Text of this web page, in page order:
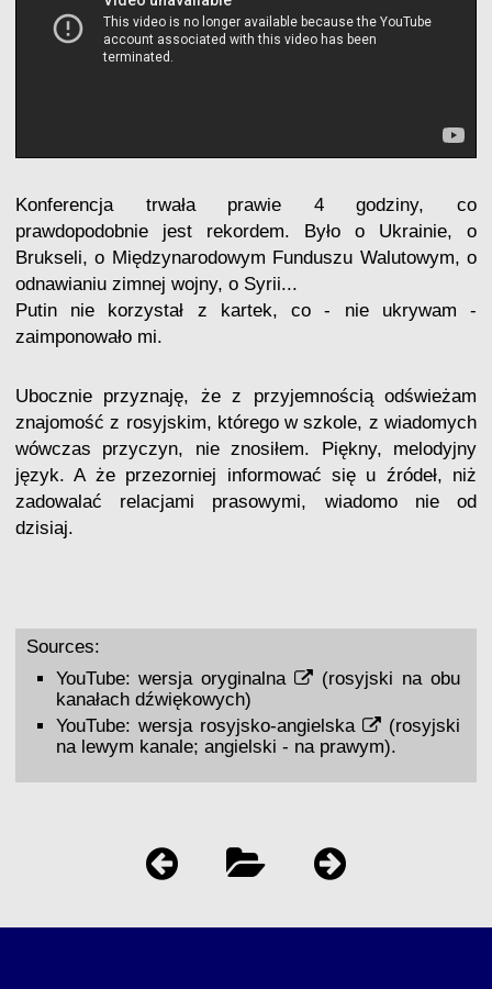
Konferencja trwała prawie 4 godziny, co
prawdopodobnie jest rekordem. Było o Ukrainie, o
Brukseli, o Międzynarodowym Funduszu Walutowym, o
odnawianiu zimnej wojny, o Syrii...
Putin nie korzystał z kartek, co - nie ukrywam -
zaimponowało mi.
Ubocznie przyznaję, że z przyjemnością odświeżam
znajomość z rosyjskim, którego w szkole, z wiadomych
wówczas przyczyn, nie znosiłem. Piękny, melodyjny
język. A że przezorniej informować się u źródeł, niż
zadowalać relacjami prasowymi, wiadomo nie od
dzisiaj.
Sources:
YouTube:wersja oryginalna
(rosyjski na obu
kanałach dźwiękowych)
YouTube: wersja rosyjsko-angielska
(rosyjski
na lewym kanale; angielski - na prawym).